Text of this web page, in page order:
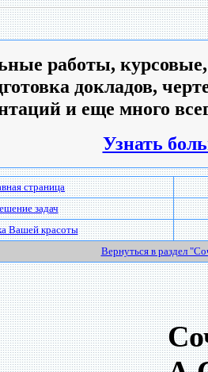
работы,
докладов,
и еще много
Узнать
страница
задач
Вашей красоты
Вернуться в раздел